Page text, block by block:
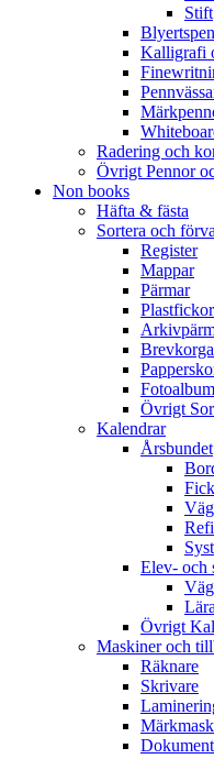
Stift
Kalligrafi
Radering och
Övrigt Pennor
Non books
Häfta & fästa
Sortera och
Register
Mappar
Pärmar
Fotoalbum
Övrigt
Kalendrar
Årsbundet
Elev- och
Övrigt
Maskiner och
Räknare
Skrivare